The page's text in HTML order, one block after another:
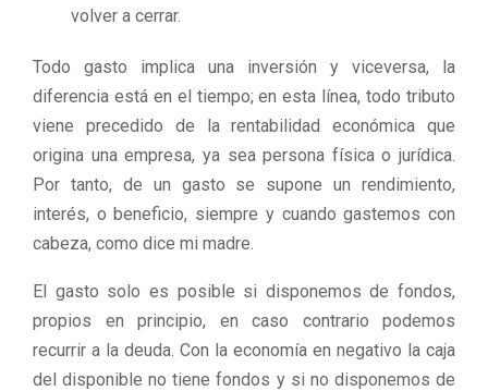
volver a cerrar.
Todo gasto implica una inversión y viceversa, la
diferencia está en el tiempo; en esta línea, todo tributo
viene precedido de la rentabilidad económica que
origina una empresa, ya sea persona física o jurídica.
Por tanto, de un gasto se supone un rendimiento,
interés, o beneficio, siempre y cuando gastemos con
cabeza, como dice mi madre.
El gasto solo es posible si disponemos de fondos,
propios en principio, en caso contrario podemos
recurrir a la deuda. Con la economía en negativo la caja
del disponible no tiene fondos y si no disponemos de